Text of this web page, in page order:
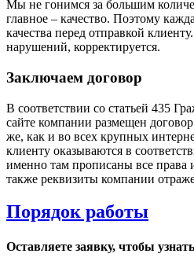
Мы не гонимся за большим
главное – качество. Поэтому
качества перед отправкой
нарушений, корректируется.
Заключаем договор
В соответствии со статьей 435
сайте компании размещен
же, как и во всех крупных
клиенту оказываются в
именно там прописаны все права
также реквизиты компании
Порядок работы
Оставляете заявку, чтобы